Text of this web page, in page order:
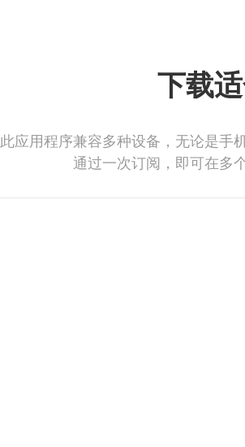
下载
此应用程序兼容多种设备，无论是手
通过一次订阅，即可在多